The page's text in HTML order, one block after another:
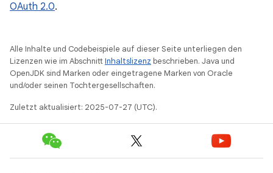
OAuth 2.0.
Alle Inhalte und Codebeispiele auf dieser Seite unterliegen den
Lizenzen wie im AbschnittInhaltslizenz beschrieben. Java und
OpenJDK sind Marken oder eingetragene Marken von Oracle
und/oder seinen Tochtergesellschaften.
Zuletzt aktualisiert: 2025-07-27 (UTC).